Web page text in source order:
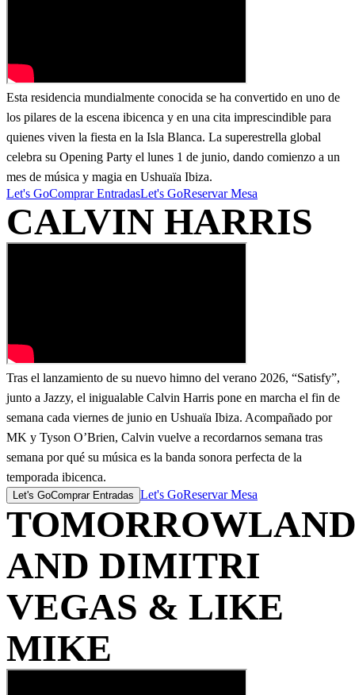
Esta residencia mundialmente conocida se ha convertido en uno de
los pilares de la escena ibicenca y en una cita imprescindible para
quienes viven la fiesta en la Isla Blanca. La superestrella global
celebra su Opening Party el lunes 1 de junio, dando comienzo a un
mes de música y magia en Ushuaïa Ibiza.
Let's GoComprar EntradasLet's GoReservar Mesa
CALVIN HARRIS
Tras el lanzamiento de su nuevo himno del verano 2026, “Satisfy”,
junto a Jazzy, el inigualable Calvin Harris pone en marcha el fin de
semana cada viernes de junio en Ushuaïa Ibiza. Acompañado por
MK y Tyson O’Brien, Calvin vuelve a recordarnos semana tras
semana por qué su música es la banda sonora perfecta de la
temporada ibicenca.
Let's GoComprar Entradas Let's GoReservar Mesa
AND DIMITRI
VEGAS & LIKE
MIKE